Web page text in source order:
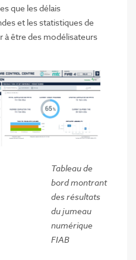
que les délais
et les statistiques de
à être des modélisateurs
Tableau de
bord montrant
des résultats
du jumeau
numérique
FIAB